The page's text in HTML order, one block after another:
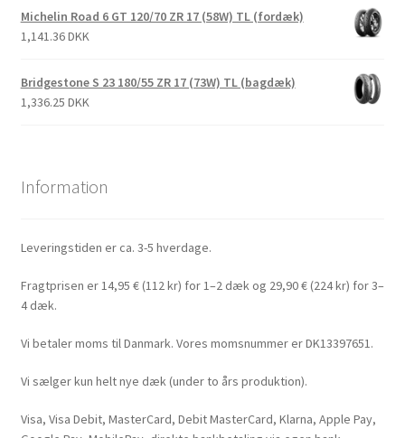
Michelin Road 6 GT 120/70 ZR 17 (58W) TL (fordæk)
1,141.36 DKK
Bridgestone S 23 180/55 ZR 17 (73W) TL (bagdæk)
1,336.25 DKK
Information
Leveringstiden er ca. 3-5 hverdage.
Fragtprisen er 14,95 € (112 kr) for 1–2 dæk og 29,90 € (224 kr) for 3–
4 dæk.
Vi betaler moms til Danmark. Vores momsnummer er DK13397651.
Vi sælger kun helt nye dæk (under to års produktion).
Visa, Visa Debit, MasterCard, Debit MasterCard, Klarna, Apple Pay,